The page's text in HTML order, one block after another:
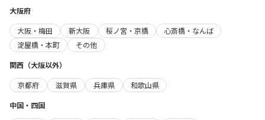
大阪府
大阪・梅田
新大阪 桜ノ宮・京橋
心斎橋・なんば
淀屋橋・本町
その他
関西（大阪以外）
京都府
滋賀県 兵庫県
和歌山県
中国・四国